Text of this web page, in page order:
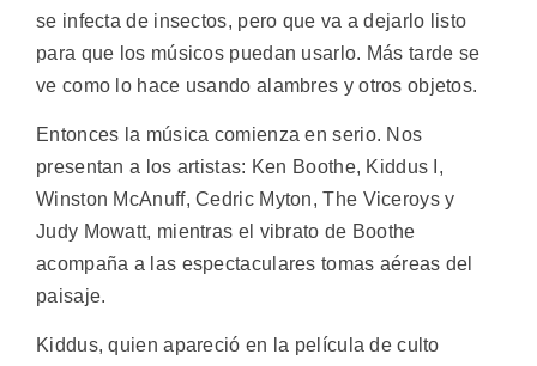
se infecta de insectos, pero que va a dejarlo listo
para que los músicos puedan usarlo. Más tarde se
ve como lo hace usando alambres y otros objetos.
Entonces la música comienza en serio. Nos
presentan a los artistas: Ken Boothe, Kiddus I,
Winston McAnuff, Cedric Myton, The Viceroys y
Judy Mowatt, mientras el vibrato de Boothe
acompaña a las espectaculares tomas aéreas del
paisaje.
Kiddus, quien apareció en la película de culto